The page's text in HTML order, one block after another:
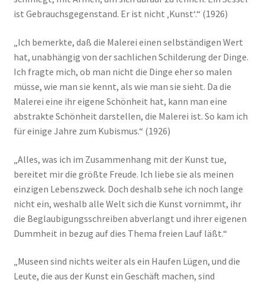
ist Gebrauchsgegenstand. Er ist nicht ‚Kunst‘.“ (1926)
„Ich bemerkte, daß die Malerei einen selbständigen Wert
hat, unabhängig von der sachlichen Schilderung der Dinge.
Ich fragte mich, ob man nicht die Dinge eher so malen
müsse, wie man sie kennt, als wie man sie sieht. Da die
Malerei eine ihr eigene Schönheit hat, kann man eine
abstrakte Schönheit darstellen, die Malerei ist. So kam ich
für einige Jahre zum Kubismus.“ (1926)
„Alles, was ich im Zusammenhang mit der Kunst tue,
bereitet mir die größte Freude. Ich liebe sie als meinen
einzigen Lebenszweck. Doch deshalb sehe ich noch lange
nicht ein, weshalb alle Welt sich die Kunst vornimmt, ihr
die Beglaubigungsschreiben abverlangt und ihrer eigenen
Dummheit in bezug auf dies Thema freien Lauf läßt.“
„Museen sind nichts weiter als ein Haufen Lügen, und die
Leute, die aus der Kunst ein Geschäft machen, sind